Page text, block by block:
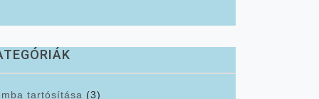
tartósítása (3)